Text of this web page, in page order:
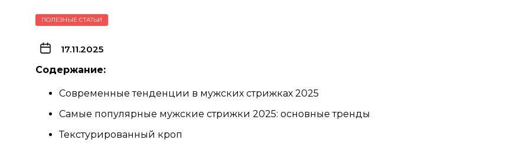
ПОЛЕЗНЫЕ СТАТЬИ
17.11.2025
Содержание:
Современные тенденции в мужских стрижках 2025
Самые популярные мужские стрижки 2025: основные тренды
Текстурированный кроп